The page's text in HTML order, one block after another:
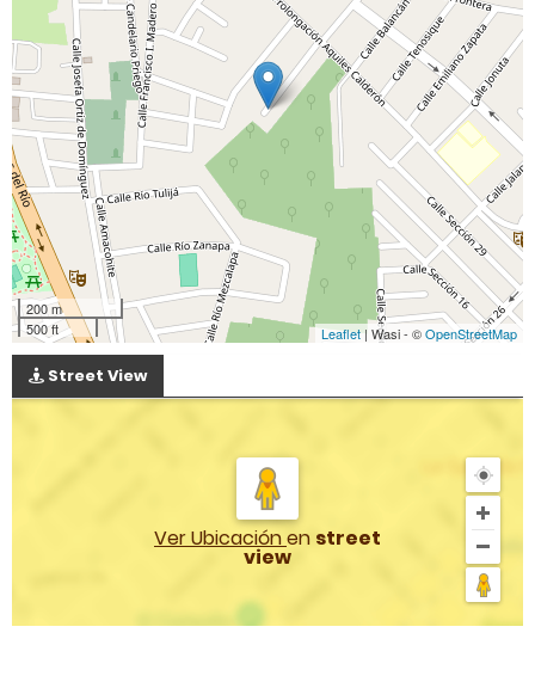
200 m
500 ft
Leaflet | Wasi - ©OpenStreetMap
Street View
Ver Ubicaciónen street
view